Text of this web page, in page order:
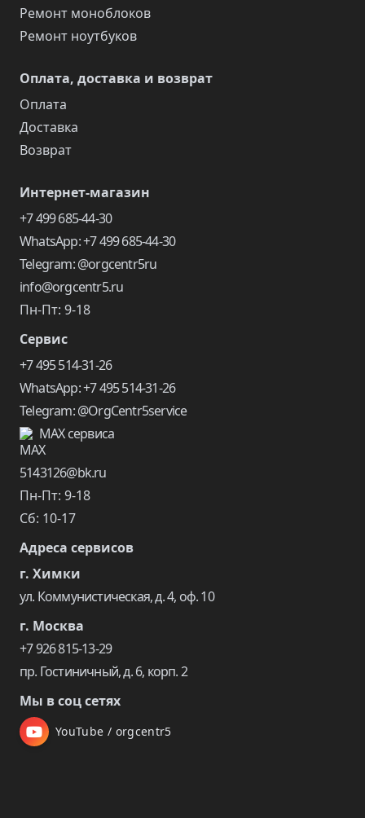
Ремонт моноблоков
Ремонт ноутбуков
Оплата, доставка и возврат
Оплата
Доставка
Возврат
Интернет-магазин
+7 499 685-44-30
WhatsApp: +7 499 685-44-30
Telegram: @orgcentr5ru
info@orgcentr5.ru
Пн-Пт: 9-18
Сервис
+7 495 514-31-26
WhatsApp: +7 495 514-31-26
Telegram: @OrgCentr5service
MAX сервиса
5143126@bk.ru
Пн-Пт: 9-18
Сб: 10-17
Адреса сервисов
г. Химки
ул. Коммунистическая, д. 4, оф. 10
г. Москва
+7 926 815-13-29
пр. Гостиничный, д. 6, корп. 2
Мы в соц сетях
YouTube / orgcentr5